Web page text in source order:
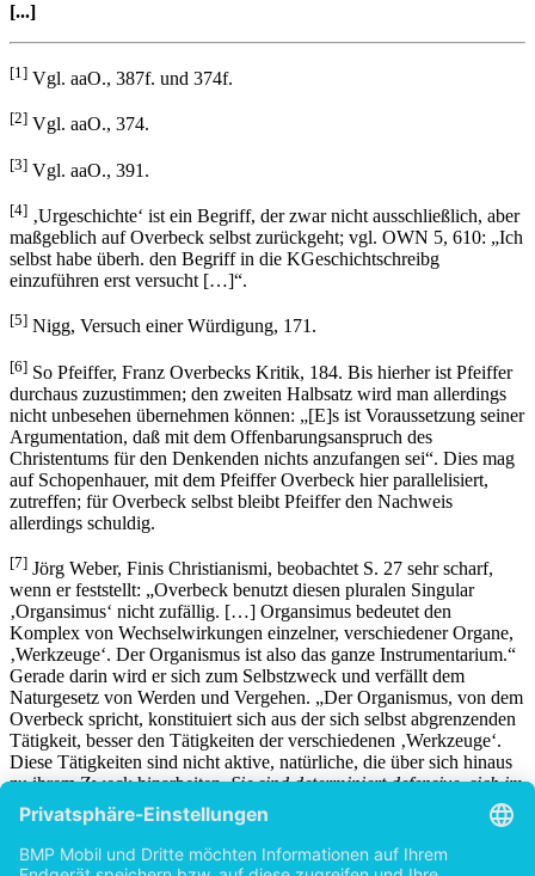
[...]
[1] Vgl. aaO., 387f. und 374f.
[2] Vgl. aaO., 374.
[3] Vgl. aaO., 391.
[4] ‚Urgeschichte‘ ist ein Begriff, der zwar nicht ausschließlich, aber
maßgeblich auf Overbeck selbst zurückgeht; vgl. OWN 5, 610: „Ich
selbst habe überh. den Begriff in die KGeschichtschreibg
einzuführen erst versucht […]“.
[5] Nigg, Versuch einer Würdigung, 171.
[6] So Pfeiffer, Franz Overbecks Kritik, 184. Bis hierher ist Pfeiffer
durchaus zuzustimmen; den zweiten Halbsatz wird man allerdings
nicht unbesehen übernehmen können: „[E]s ist Voraussetzung seiner
Argumentation, daß mit dem Offenbarungsanspruch des
Christentums für den Denkenden nichts anzufangen sei“. Dies mag
auf Schopenhauer, mit dem Pfeiffer Overbeck hier parallelisiert,
zutreffen; für Overbeck selbst bleibt Pfeiffer den Nachweis
allerdings schuldig.
[7] Jörg Weber, Finis Christianismi, beobachtet S. 27 sehr scharf,
wenn er feststellt: „Overbeck benutzt diesen pluralen Singular
‚Organsimus‘ nicht zufällig. […] Organsimus bedeutet den
Komplex von Wechselwirkungen einzelner, verschiedener Organe,
‚Werkzeuge‘. Der Organismus ist also das ganze Instrumentarium.“
Gerade darin wird er sich zum Selbstzweck und verfällt dem
Naturgesetz von Werden und Vergehen. „Der Organismus, von dem
Overbeck spricht, konstituiert sich aus der sich selbst abgrenzenden
Tätigkeit, besser den Tätigkeiten der verschiedenen ‚Werkzeuge‘.
Diese Tätigkeiten sind nicht aktive, natürliche, die über sich hinaus
zu ihrem Zweck hinarbeiten.Sie sind determiniert defensive, sich im
Rückzug erst erschaffende Tätigkeiten, die sich in ihrem Tun
erschöpfen. Ihre Nichtigkeit ist die Voraussetzung für ihre
Selbsterzeugung aus dem Nichts“; aaO., 28.